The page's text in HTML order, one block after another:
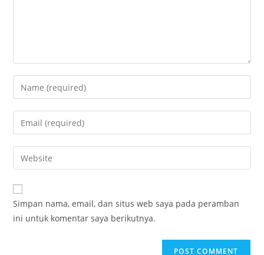
Simpan nama, email, dan situs web saya pada peramban
ini untuk komentar saya berikutnya.